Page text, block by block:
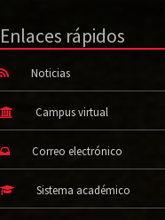
Enlaces rápidos
Noticias
Campus virtual
Correo electrónico
Sistema académico